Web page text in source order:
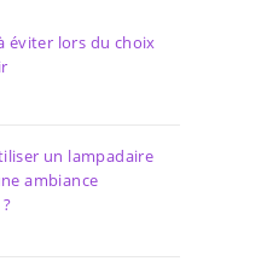
éviter lors du choix
un lampadaire
ambiance